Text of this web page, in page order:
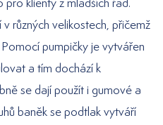
klienty z mladších řad.
různých velikostech, přičemž
pumpičky je vytvářen
a tím dochází k
se dají použít i gumové a
baněk se podtlak vytváří